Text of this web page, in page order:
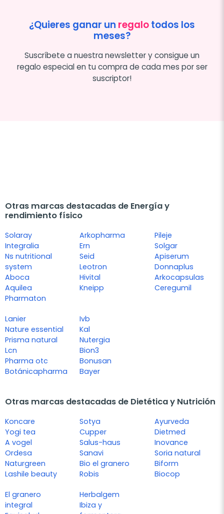
¿Quieres ganar un regalotodos los
meses?
Suscríbete a nuestra newsletter y consigue un
regalo especial en tu compra de cada mes por ser
suscriptor!
Otras marcas destacadas de Energía y
rendimiento físico
Solaray
Integralia
Ns nutritional
system
Aboca
Aquilea
Pharmaton
Arkopharma
Ern
Seid
Leotron
Hivital
Kneipp
Pileje
Solgar
Apiserum
Donnaplus
Arkocapsulas
Ceregumil
Lanier
Nature essential
Prisma natural
Lcn
Pharma otc
Botánicapharma
Ivb
Kal
Nutergia
Bion3
Bonusan
Bayer
Otras marcas destacadas de Dietética y Nutrición
Koncare
Yogi tea
A vogel
Ordesa
Naturgreen
Lashile beauty
Sotya
Cupper
Salus-haus
Sanavi
Bio el granero
Robis
Ayurveda
Dietmed
Inovance
Soria natural
Biform
Biocop
El granero
integral
Herbalgem
Ibiza y